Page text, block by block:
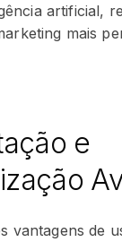
artificial,
mais
e
vantagens de